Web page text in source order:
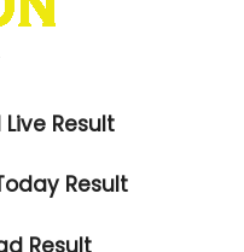
Result
Result
Result